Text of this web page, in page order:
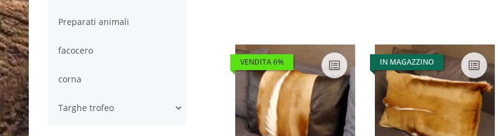
VENDITA 6% IN MAGAZZINO
Preparati animali
facocero
corna
Targhe trofeo